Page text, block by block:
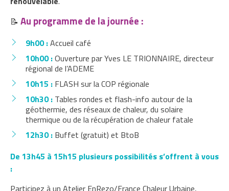
📝 Au programme de la journée :
9h00 :Accueil café
10h00 :Ouverture par Yves LE TRIONNAIRE, directeur
régional de l’ADEME
10h15 : FLASH sur la COP régionale
10h30 : Tables rondes et flash-info autour de la
géothermie, des réseaux de chaleur, du solaire
thermique ou de la récupération de chaleur fatale
12h30 : Buffet (gratuit) et BtoB
De 13h45 à 15h15 plusieurs possibilités s’offrent à vous
:
Participez à un Atelier EnRezo/France Chaleur Urbaine,